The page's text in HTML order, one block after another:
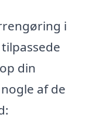
i
din
af de